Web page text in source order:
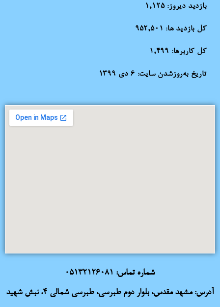
بازدید دیروز:1,125
کل بازدید ها: 952,501
کل کاربرها: 1,499
تاریخ به‌روزشدن سایت: ۶ دی ۱۳۹۹
شماره تماس: 05132126081
آدرس: مشهد مقدس، بلوار دوم طبرسی، طبرسی شمالی 4، نبش شهید